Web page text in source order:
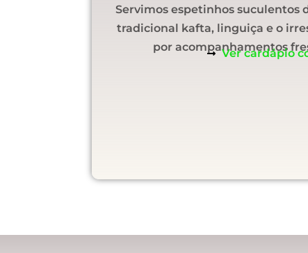
Servimos espetinhos suculentos
tradicional kafta, linguiça e o
por acompanhamentos
Ver cardápio